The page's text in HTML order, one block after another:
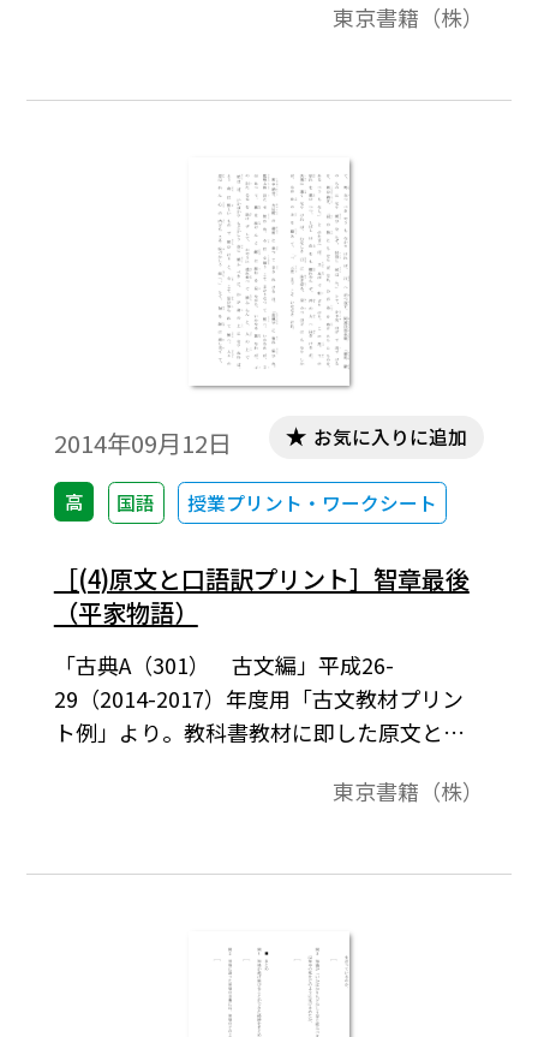
東京書籍（株）
2014年09月12日
高 国語 授業プリント・ワークシート
お気に入りに追加
［(4)原文と口語訳プリント］智章最後
（平家物語）
「古典A（301） 古文編」平成26-
29（2014-2017）年度用「古文教材プリン
ト例」より。教科書教材に即した原文と口
東京書籍（株）